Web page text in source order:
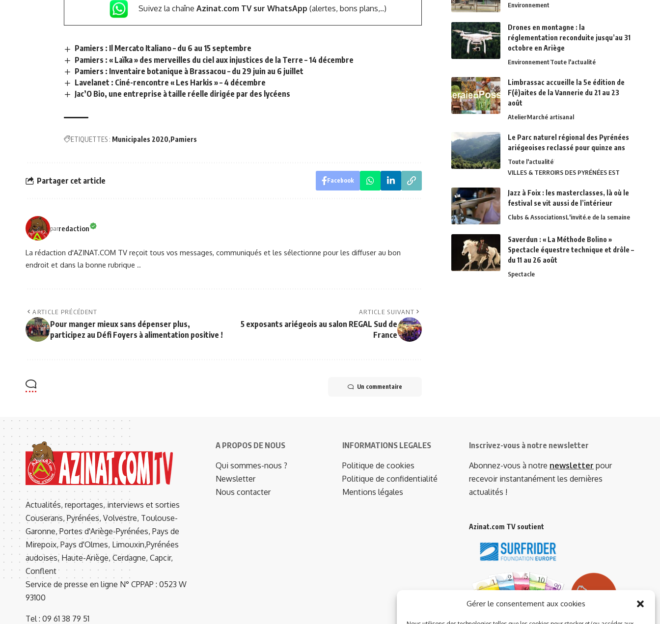
Gérer le consentement aux cookies
Suivez la chaîne Azinat.com TV sur WhatsApp (alertes, bons plans,..)
Pamiers : Il Mercato Italiano – du 6 au 15 septembre
Pamiers : « Laïka » des merveilles du ciel aux injustices de la Terre – 14 décembre
Pamiers : Inventaire botanique à Brassacou – du 29 juin au 6 juillet
Lavelanet : Ciné-rencontre « Les Harkis » – 4 décembre
Jac’O Bio, une entreprise à taille réelle dirigée par des lycéens
ETIQUETTES : Municipales 2020 Pamiers
Partager cet article Facebook
parredaction
La rédaction d'AZINAT.COM TV reçoit tous vos messages, communiqués et les sélectionne pour les diffuser au bon
endroit et dans la bonne rubrique ..
ARTICLE PRÉCÉDENT
Pour manger mieux sans dépenser plus,
participez au Défi Foyers à alimentation positive !
ARTICLE SUIVANT
5 exposants ariégeois au salon REGAL Sud de
France
Un commentaire
Environnement
Drones en montagne : la
réglementation reconduite jusqu’au 31
octobre en Ariège
EnvironnementToute l'actualité
Limbrassac accueille la 5e édition de
F(ê)aites de la Vannerie du 21 au 23
août
AtelierMarché artisanal
Le Parc naturel régional des Pyrénées
ariégeoises reclassé pour quinze ans
Toute l'actualité
VILLES & TERROIRS DES PYRÉNÉES EST
Jazz à Foix : les masterclasses, là où le
festival se vit aussi de l’intérieur
Clubs & AssociationsL'invité.e de la semaine
Saverdun : « La Méthode Bolino »
Spectacle équestre technique et drôle –
du 11 au 26 août
Spectacle
Actualités, reportages, interviews et sorties
Couserans, Pyrénées, Volvestre, Toulouse-
Garonne, Portes d'Ariège-Pyrénées, Pays de
Mirepoix, Pays d'Olmes, Limouxin,Pyrénées
audoises, Haute-Ariège, Cerdagne, Capcir,
Conflent
Service de presse en ligne N° CPPAP : 0523 W
93100
Tel : 09 61 38 79 51
A PROPOS DE NOUS
Qui sommes-nous ?
Newsletter
Nous contacter
INFORMATIONS LEGALES
Politique de cookies
Politique de confidentialité
Mentions légales
Inscrivez-vous à notre newsletter
Abonnez-vous à notre newsletter pour
recevoir instantanément les dernières
actualités !
Azinat.com TV soutient